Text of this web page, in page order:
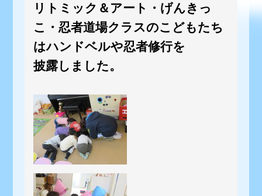
リトミック＆アート・げんきっ
こ・忍者道場クラスのこどもたち
はハンドベルや忍者修行を
披露しました。